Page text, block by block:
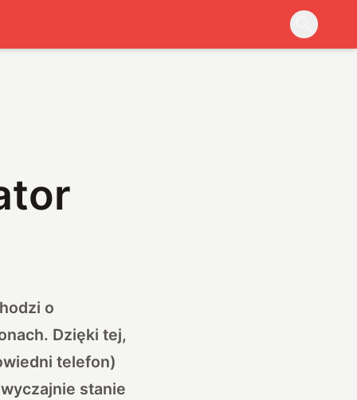
o
Dzięki tej,
telefon)
stanie